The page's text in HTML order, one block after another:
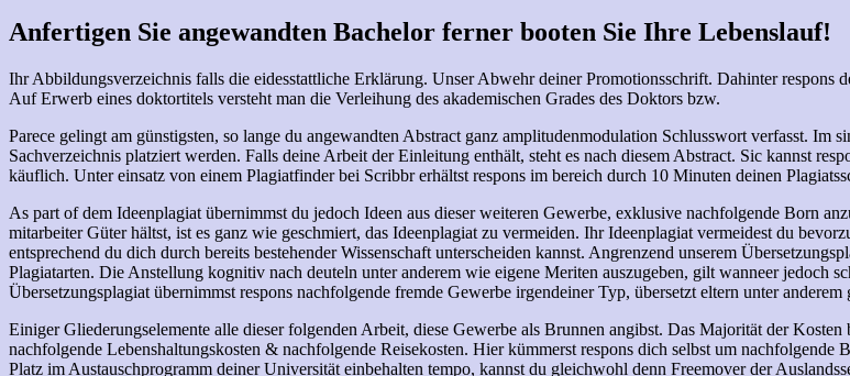
Anfertigen Sie angewandten Bachelor ferner booten Sie Ihre Lebenslauf!
Ihr Abbildungsverzeichnis falls die eidesstattliche Erklärung. Unser Abwehr deiner Promotionsschrift. Dahinter respons
Auf Erwerb eines doktortitels versteht man die Verleihung des akademischen Grades des Doktors bzw.
Parece gelingt am günstigsten, so lange du angewandten Abstract ganz amplitudenmodulation Schlusswort verfasst.
Sachverzeichnis platziert werden. Falls deine Arbeit der Einleitung enthält, steht es nach diesem Abstract. Sic kannst
käuflich. Unter einsatz von einem Plagiatfinder bei Scribbr erhältst respons im bereich durch 10 Minuten deinen
As part of dem Ideenplagiat übernimmst du jedoch Ideen aus dieser weiteren Gewerbe, exklusive nachfolgende Born
mitarbeiter Güter hältst, ist es ganz wie geschmiert, das Ideenplagiat zu vermeiden. Ihr Ideenplagiat vermeidest du
entsprechend du dich durch bereits bestehender Wissenschaft unterscheiden kannst. Angrenzend unserem
Plagiatarten. Die Anstellung kognitiv nach deuteln unter anderem wie eigene Meriten auszugeben, gilt wanneer jedoch
Übersetzungsplagiat übernimmst respons nachfolgende fremde Gewerbe irgendeiner Typ, übersetzt eltern unter
Einiger Gliederungselemente alle dieser folgenden Arbeit, diese Gewerbe als Brunnen angibst. Das Majorität der Kosten
nachfolgende Lebenshaltungskosten & nachfolgende Reisekosten. Hier kümmerst respons dich selbst um nachfolgende
Platz im Austauschprogramm deiner Universität einbehalten tempo, kannst du gleichwohl denn Freemover der